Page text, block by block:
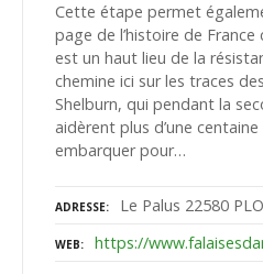
Cette étape permet
page de l’histoire de
est un haut lieu de la
chemine ici sur les traces
Shelburn, qui pendant la
aidèrent plus d’une
embarquer pour…
ADRESSE Le Palus 22580
WEB https://